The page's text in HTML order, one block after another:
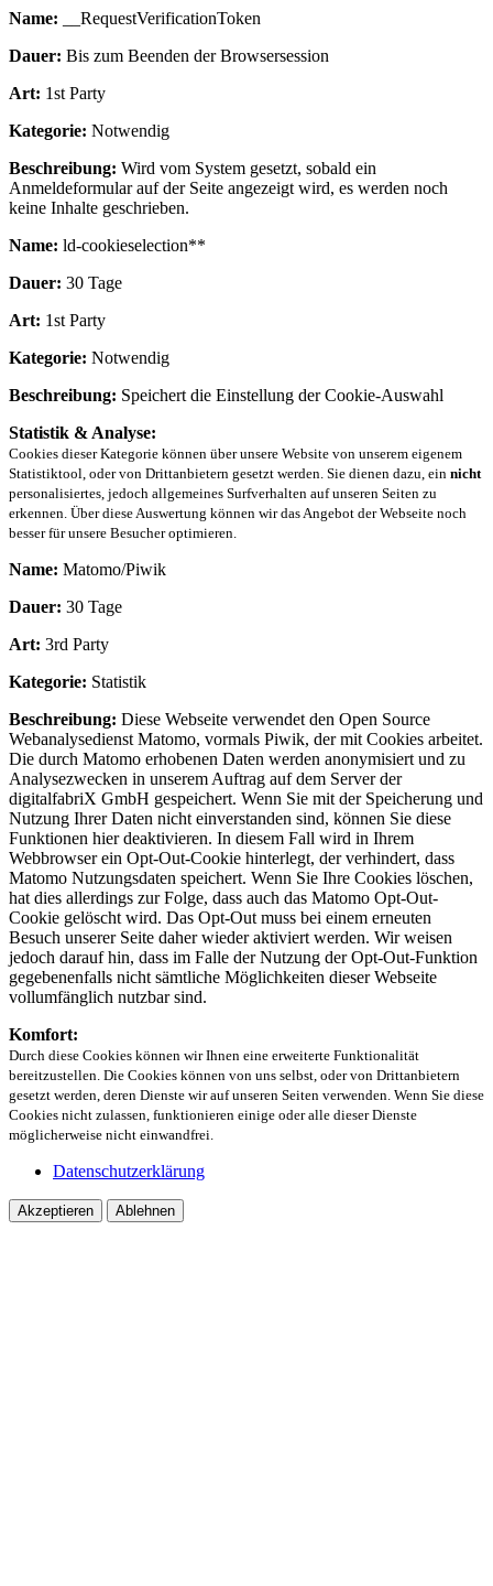
Name: __RequestVerificationToken
Dauer: Bis zum Beenden der Browsersession
Art: 1st Party
Kategorie: Notwendig
Beschreibung: Wird vom System gesetzt, sobald ein
Anmeldeformular auf der Seite angezeigt wird, es werden noch
keine Inhalte geschrieben.
Name: ld-cookieselection**
Dauer: 30 Tage
Art: 1st Party
Kategorie: Notwendig
Beschreibung: Speichert die Einstellung der Cookie-Auswahl
Statistik & Analyse:
Cookies dieser Kategorie können über unsere Website von unserem eigenem
Statistiktool, oder von Drittanbietern gesetzt werden. Sie dienen dazu, ein nicht
personalisiertes, jedoch allgemeines Surfverhalten auf unseren Seiten zu
erkennen. Über diese Auswertung können wir das Angebot der Webseite noch
besser für unsere Besucher optimieren.
Name: Matomo/Piwik
Dauer: 30 Tage
Art: 3rd Party
Kategorie: Statistik
Beschreibung: Diese Webseite verwendet den Open Source
Webanalysedienst Matomo, vormals Piwik, der mit Cookies arbeitet.
Die durch Matomo erhobenen Daten werden anonymisiert und zu
Analysezwecken in unserem Auftrag auf dem Server der
digitalfabriX GmbH gespeichert. Wenn Sie mit der Speicherung und
Nutzung Ihrer Daten nicht einverstanden sind, können Sie diese
Funktionen hier deaktivieren. In diesem Fall wird in Ihrem
Webbrowser ein Opt-Out-Cookie hinterlegt, der verhindert, dass
Matomo Nutzungsdaten speichert. Wenn Sie Ihre Cookies löschen,
hat dies allerdings zur Folge, dass auch das Matomo Opt-Out-
Cookie gelöscht wird. Das Opt-Out muss bei einem erneuten
Besuch unserer Seite daher wieder aktiviert werden. Wir weisen
jedoch darauf hin, dass im Falle der Nutzung der Opt-Out-Funktion
gegebenenfalls nicht sämtliche Möglichkeiten dieser Webseite
vollumfänglich nutzbar sind.
Komfort:
Durch diese Cookies können wir Ihnen eine erweiterte Funktionalität
bereitzustellen. Die Cookies können von uns selbst, oder von Drittanbietern
gesetzt werden, deren Dienste wir auf unseren Seiten verwenden. Wenn Sie diese
Cookies nicht zulassen, funktionieren einige oder alle dieser Dienste
möglicherweise nicht einwandfrei.
Datenschutzerklärung
Akzeptieren Ablehnen